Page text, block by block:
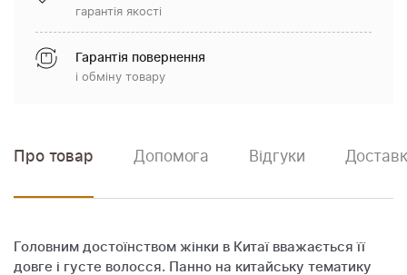
гарантія якості
Гарантія повернення
і обміну товару
Про товар Допомога Відгуки
Головним достоїнством жінки в Китаї вважається її
довге і густе волосся. Панно на китайську тематику